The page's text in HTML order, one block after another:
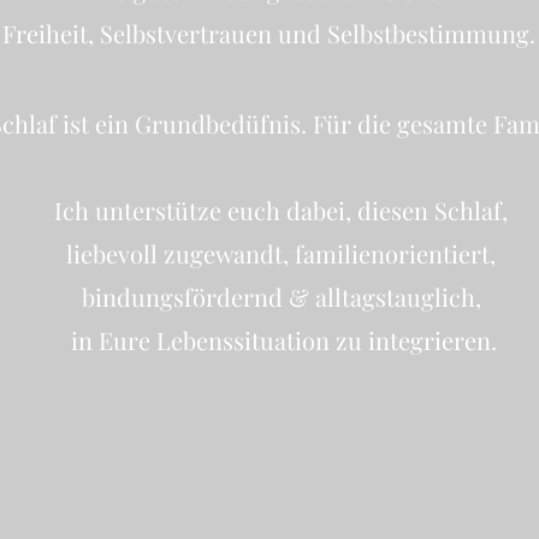
Freiheit, Selbstvertrauen und Selbstbestimmung.
ist ein Grundbedüfnis. Für die gesamte
Ich unterstütze euch dabei, diesen Schlaf,
liebevoll zugewandt, familienorientiert,
bindungsfördernd & alltagstauglich,
in Eure Lebenssituation zu integrieren.